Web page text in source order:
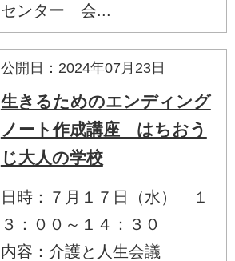
センター 会...
公開日：2024年07月23日
生きるためのエンディング
ノート作成講座 はちおう
じ大人の学校
日時：７月１７日（水） １
３：００～１４：３０
内容：介護と人生会議